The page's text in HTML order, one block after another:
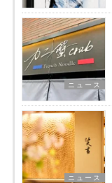
ニュース
ニュース